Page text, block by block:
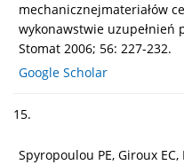
mechanicznejmateriałów
wykonawstwie uzupełnień
Stomat 2006; 56: 227-232.
Google Scholar
15.
Spyropoulou PE, Giroux EC,